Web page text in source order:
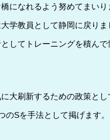
になれるよう努めてまいり
学教員として静岡に戻り
してトレーニングを積ん
大刷新するための政策と
のSを手法として掲げます。